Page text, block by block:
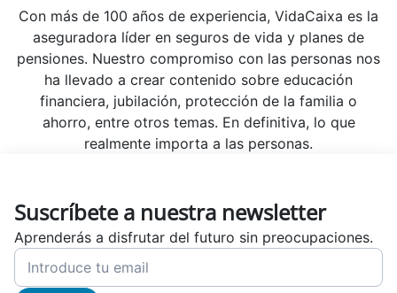
Con más de 100 años de experiencia, VidaCaixa es la
aseguradora líder en seguros de vida y planes de
pensiones. Nuestro compromiso con las personas nos
ha llevado a crear contenido sobre educación
financiera, jubilación, protección de la familia o
ahorro, entre otros temas. En definitiva, lo que
realmente importa a las personas.
Suscríbete a nuestra newsletter
Aprenderás a disfrutar del futuro sin preocupaciones.